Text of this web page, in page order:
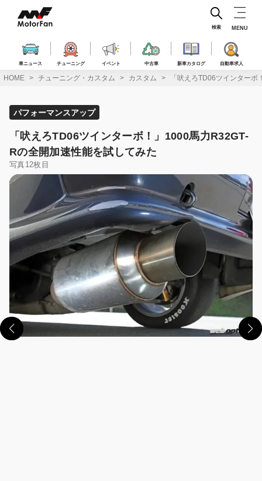
ス
車ニュース チューニング イベント 中古車 新車カタログ 自動車求人
検索 MENU
HOME チューニング・カスタム カスタム 「吠えろTD06ツインター
パフォーマンスアップ
「吠えろTD06ツインターボ！」1000馬力R32GT-
Rの全開加速性能を試してみた
写真12枚目